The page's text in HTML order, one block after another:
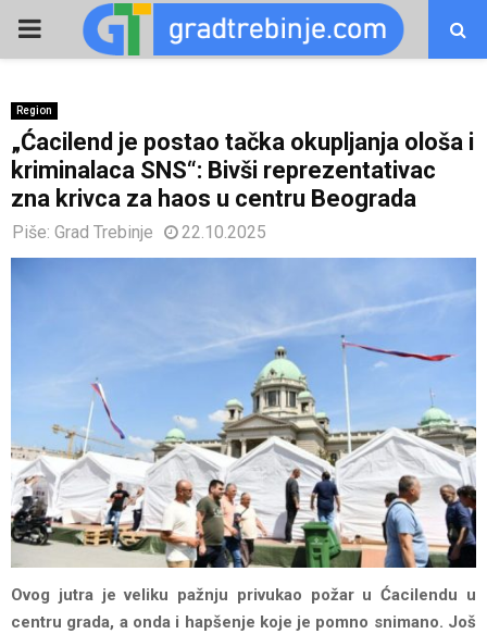
PRIMARY
Region
„Ćacilend je postao tačka okupljanja ološa i
kriminalaca SNS“: Bivši reprezentativac
zna krivca za haos u centru Beograda
Piše: Grad Trebinje 22.10.2025
Ovog jutra je veliku pažnju privukao požar u Ćacilendu u
centru grada, a onda i hapšenje koje je pomno snimano. Još